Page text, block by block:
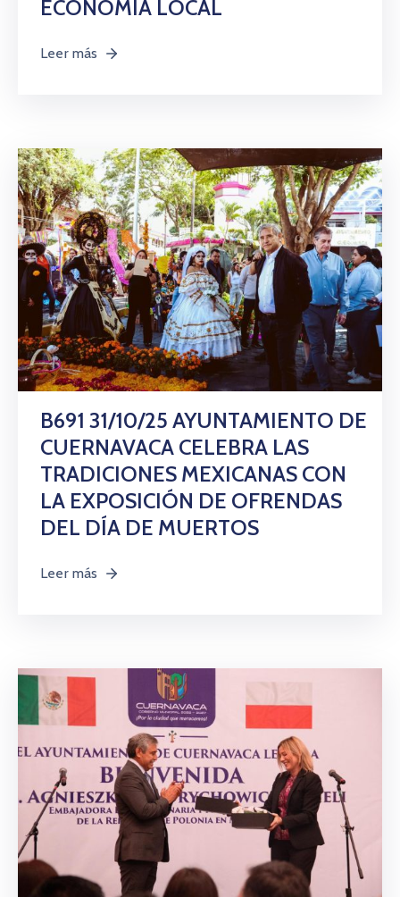
ECONOMÍA LOCAL
Leer más
B691 31/10/25 AYUNTAMIENTO DE
CUERNAVACA CELEBRA LAS
TRADICIONES MEXICANAS CON
LA EXPOSICIÓN DE OFRENDAS
DEL DÍA DE MUERTOS
Leer más